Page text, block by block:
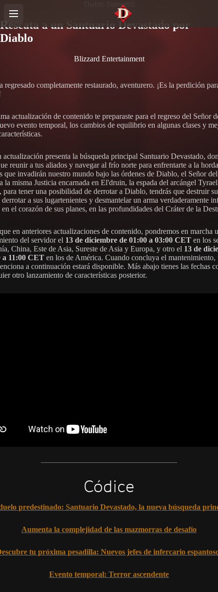
Diablo Immortal
Rescata a un Santuario Devastado por
Diablo
Blizzard Entertainment
regresado completamente restaurado, aventurero. ¡Es la perdición
actualización de contenido te preparaste para el regreso del Señor
evento temporal, los cambios de equilibrio en algunas clases y
actualización presenta la búsqueda principal Santuario Devastado,
reunir a tus aliados y navegar al frío norte para enfrentarte a la
que invadirán nuestro mundo bajo las órdenes de Diablo, el Señor
la misma Justicia encarnada en El'druin, la espada del arcángel
para tener una posibilidad de derrotar a Diablo, tendrás que destruir
a sus lugartenientes y desmantelar un arma verdaderamente
en el corazón de sus planes, en las profundidades del Cráter de la
en anteriores actualizaciones de contenido, pondremos en marcha
del servidor el 13 de diciembre de 01:00 a 03:00 CET en los
China, Este de Asia, Sureste de Asia y Europa, y otro el 13 de
a 11:00 CET en los de América. Cuando concluya el mantenimiento,
a continuación estará disponible. Más abajo tienes las fechas
otro lanzamiento de características posterior.
Códice
predestinado: Santuario Devastado, la nueva búsqueda
Aumenta la complejidad de las mazmorras de desafío
tu próxima pesadilla: Nuevos jefes de infercario
Evento temporal: Terror ascendente